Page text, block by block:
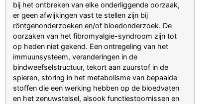
bij het ontbreken van elke onderliggende oorzaak,
er geen afwijkingen vast te stellen zijn bij
röntgenonderzoeken en/of bloedonderzoek. De
oorzaken van het fibromyalgie-syndroom zijn tot
op heden niet gekend. Een ontregeling van het
immuunsysteem, veranderingen in de
bindweefselstructuur, tekort aan zuurstof in de
spieren, storing in het metabolisme van bepaalde
stoffen die een werking hebben op de bloedvaten
en het zenuwstelsel, alsook functiestoornissen en